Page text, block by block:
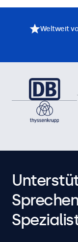
Weltweit